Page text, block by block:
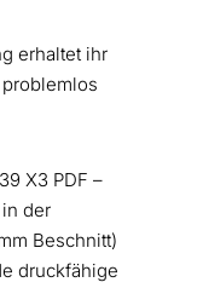
erhaltet ihr
X3 PDF –
der
Beschnitt)
druckfähige